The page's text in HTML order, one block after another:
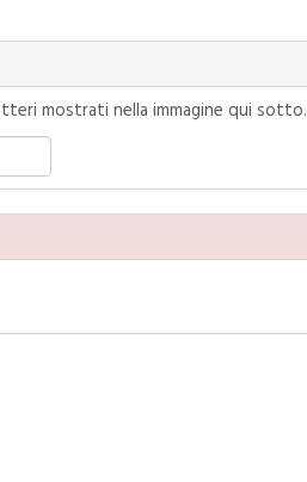
mostrati nella immagine qui sotto.